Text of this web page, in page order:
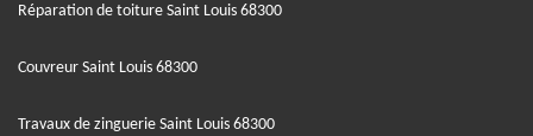
Réparation de toiture Saint Louis 68300
Couvreur Saint Louis 68300
Travaux de zinguerie Saint Louis 68300